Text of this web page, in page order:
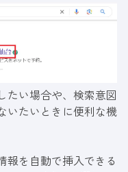
たい場合や、検索意図
いたいときに便利な機
報を自動で挿入できる